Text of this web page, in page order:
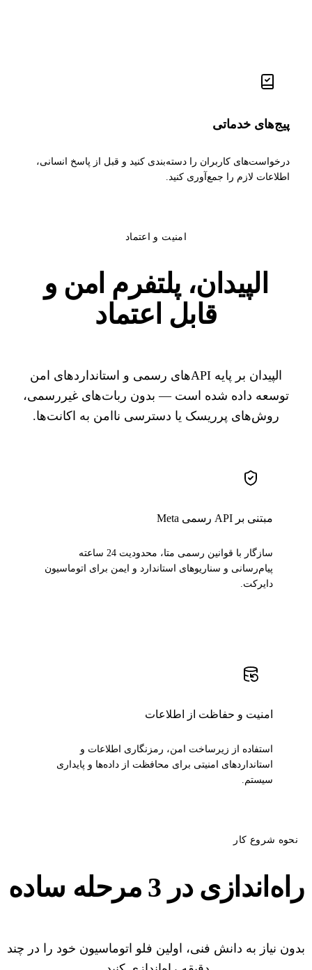
پیج‌های خدماتی
درخواست‌های کاربران را دسته‌بندی کنید و قبل از پاسخ انسانی،
اطلاعات لازم را جمع‌آوری کنید.
امنیت و اعتماد
الپیدان، پلتفرم امن و
قابل اعتماد
الپیدان بر پایه APIهای رسمی و استانداردهای امن
توسعه داده شده است — بدون ربات‌های غیررسمی،
روش‌های پرریسک یا دسترسی ناامن به اکانت‌ها.
مبتنی بر API رسمی Meta
سازگار با قوانین رسمی متا، محدودیت 24 ساعته
پیام‌رسانی و سناریوهای استاندارد و ایمن برای اتوماسیون
دایرکت.
امنیت و حفاظت از اطلاعات
استفاده از زیرساخت امن، رمزنگاری اطلاعات و
استانداردهای امنیتی برای محافظت از داده‌ها و پایداری
سیستم.
نحوه شروع کار
راه‌اندازی در 3 مرحله ساده
بدون نیاز به دانش فنی، اولین فلو اتوماسیون خود را در چند